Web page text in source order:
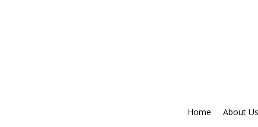
Home About Us